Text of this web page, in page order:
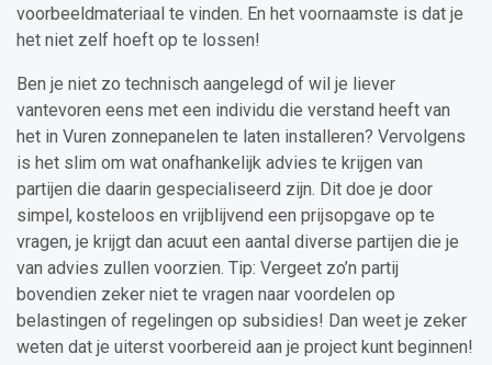
voorbeeldmateriaal te vinden. En het voornaamste is dat je
het niet zelf hoeft op te lossen!
Ben je niet zo technisch aangelegd of wil je liever
vantevoren eens met een individu die verstand heeft van
het in Vuren zonnepanelen te laten installeren? Vervolgens
is het slim om wat onafhankelijk advies te krijgen van
partijen die daarin gespecialiseerd zijn. Dit doe je door
simpel, kosteloos en vrijblijvend een prijsopgave op te
vragen, je krijgt dan acuut een aantal diverse partijen die je
van advies zullen voorzien. Tip: Vergeet zo’n partij
bovendien zeker niet te vragen naar voordelen op
belastingen of regelingen op subsidies! Dan weet je zeker
weten dat je uiterst voorbereid aan je project kunt beginnen!